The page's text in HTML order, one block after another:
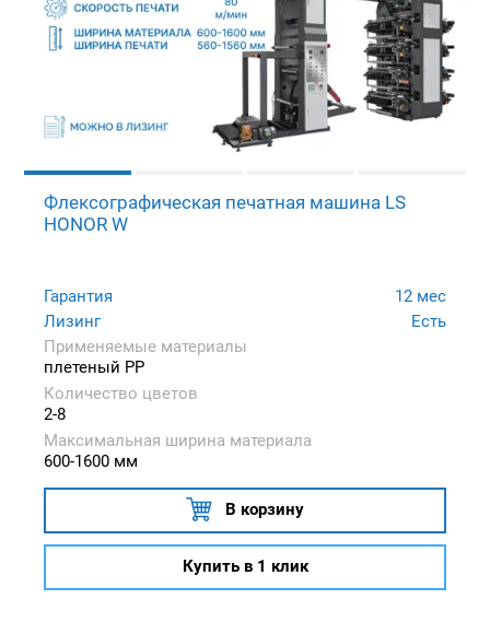
Флексографическая печатная машина LS
HONOR W
Гарантия
12 мес
Лизинг
Есть
Применяемые материалы
плетеный PP
Количество цветов
2-8
Максимальная ширина материала
600-1600 мм
В корзину
Купить в 1 клик